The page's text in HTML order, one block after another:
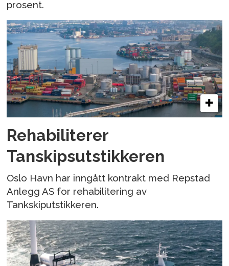
prosent.
Rehabiliterer
Tanskipsutstikkeren
Oslo Havn har inngått kontrakt med Repstad
Anlegg AS for rehabilitering av
Tankskiputstikkeren.